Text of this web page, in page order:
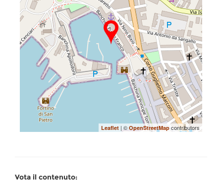
Leaflet | © OpenStreetMap contributors
Vota il contenuto: